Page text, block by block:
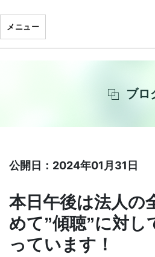
メニュー
ブロ
公開日：2024年01月31日
本日午後は法人の
めて”傾聴”に対し
っています！